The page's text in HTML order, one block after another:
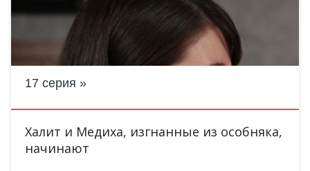
17 серия
Халит и Медиха, изгнанные из особняка,
начинают